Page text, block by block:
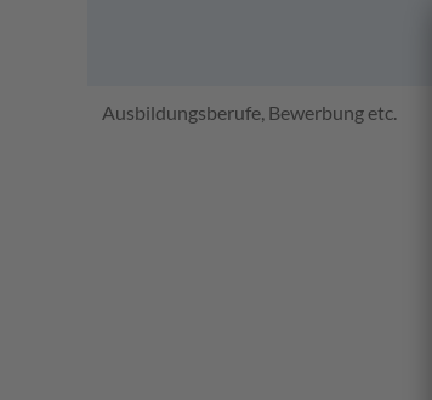
Ausbildungsberufe, Bewerbung etc.